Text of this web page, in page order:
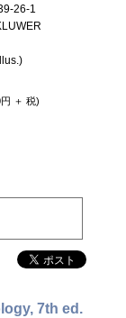
26-1
＋ 税)
7th ed.